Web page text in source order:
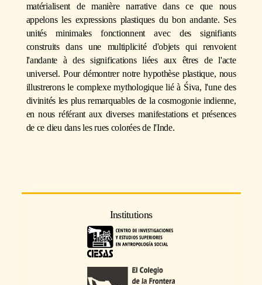
matérialisent de manière narrative dans ce que nous
appelons les expressions plastiques du bon andante. Ses
unités minimales fonctionnent avec des signifiants
construits dans une multiplicité d'objets qui renvoient
l'andante à des significations liées aux êtres de l'acte
universel. Pour démontrer notre hypothèse plastique, nous
illustrerons le complexe mythologique lié à Śiva, l'une des
divinités les plus remarquables de la cosmogonie indienne,
en nous référant aux diverses manifestations et présences
de ce dieu dans les rues colorées de l'Inde.
Institutions